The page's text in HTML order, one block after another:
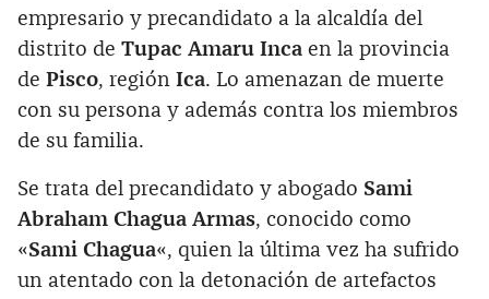
empresario y precandidato a la alcaldía del
distrito de Tupac Amaru Inca en la provincia
de Pisco, región Ica. Lo amenazan de muerte
con su persona y además contra los miembros
de su familia.
Se trata del precandidato y abogado Sami
Abraham Chagua Armas, conocido como
«Sami Chagua«, quien la última vez ha sufrido
un atentado con la detonación de artefactos